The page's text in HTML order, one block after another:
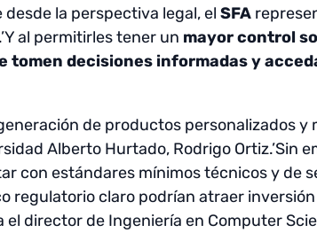
desde la perspectiva legal, elSFA
.’Y al permitirles tener un mayor control
tomen decisiones informadas y
de productos personalizados
Alberto Hurtado, Rodrigo Ortiz.’Sin
con estándares mínimos técnicos y de
regulatorio claro podrían atraer
el director de Ingeniería en Computer